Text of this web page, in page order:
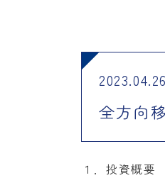
2023.04.26
全方向
１．投資概